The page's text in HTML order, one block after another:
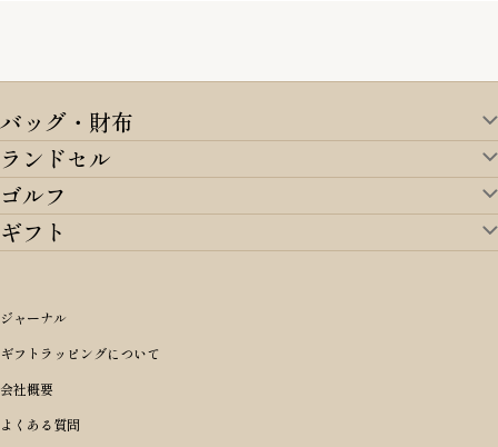
バッグ・財布
バッグ・財布TOP
すべてを見る
アイテムから選ぶ
リュックサック・デイパック・バックパック
ショルダーバッグ
ボディバッグ・ウエストバッグ
長財布
m＋ エムピウ
PORTER 吉田カバン ポーター
BRIEFING ブリーフィング
Dakota ダコタ
ランドセル
ランドセルTOP
すべてを見る
オリジナルランドセル
女の子ランドセル
男の子ランドセル
ランドセル小物・その他
価格から選ぶ
〜49,999円
50,000円〜59,999円
60,000円〜69,999円
ゴルフ
ゴルフTOP
アイテムから選ぶ
キャディバッグ
ヘッドカバー
ゴルフ小物
ブランドから選ぶ
BRIEFING ブリーフィング
master-piece マスターピース
ギフト
シーンから探す
誕生日
結婚祝い
出産祝い
性別・年齢から探す
男性向け
女性向け
予算から探す
〜4,999円
ジャーナル
ギフトラッピングについて
会社概要
よくある質問